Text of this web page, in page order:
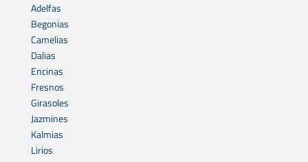
Adelfas
Begonias
Camelias
Dalias
Encinas
Fresnos
Girasoles
Jazmines
Kalmias
Lirios